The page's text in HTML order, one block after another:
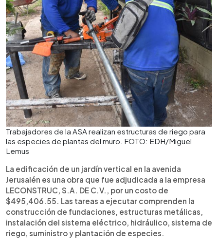
Trabajadores de la ASA realizan estructuras de riego para
las especies de plantas del muro. FOTO: EDH/Miguel
Lemus
La edificación de un jardín vertical en la avenida
Jerusalén es una obra que fue adjudicada a la empresa
LECONSTRUC, S.A. DE C.V., por un costo de
$495,406.55. Las tareas a ejecutar comprenden la
construcción de fundaciones, estructuras metálicas,
instalación del sistema eléctrico, hidráulico, sistema de
riego, suministro y plantación de especies.